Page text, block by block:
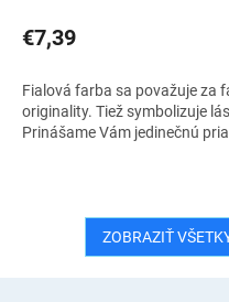
€7,39
Fialová farba sa považuje za
originality. Tiež symbolizuje
Prinášame Vám jedinečnú
ZOBRAZIŤ